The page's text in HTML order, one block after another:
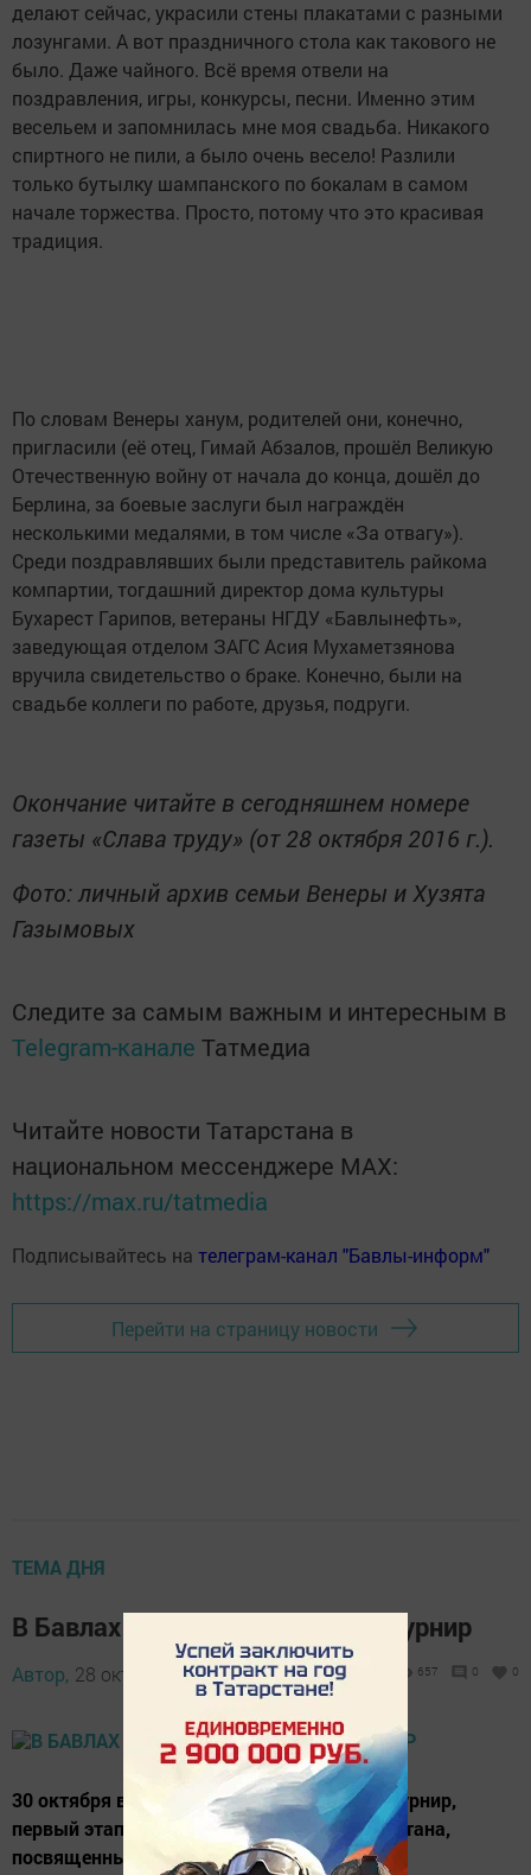
делают сейчас, украсили стены плакатами с разными
лозунгами. А вот праздничного стола как такового не
было. Даже чайного. Всё время отвели на
поздравления, игры, конкурсы, песни. Именно этим
весельем и запомнилась мне моя свадьба. Никакого
спиртного не пили, а было очень весело! Разлили
только бутылку шампанского по бокалам в самом
начале торжества. Просто, потому что это красивая
традиция.
По словам Венеры ханум, родителей они, конечно,
пригласили (её отец, Гимай Абзалов, прошёл Великую
Отечественную войну от начала до конца, дошёл до
Берлина, за боевые заслуги был награждён
несколькими медалями, в том числе «За отвагу»).
Среди поздравлявших были представитель райкома
компартии, тогдашний директор дома культуры
Бухарест Гарипов, ветераны НГДУ «Бавлынефть»,
заведующая отделом ЗАГС Асия Мухаметзянова
вручила свидетельство о браке. Конечно, были на
свадьбе коллеги по работе, друзья, подруги.
Окончание читайте в сегодняшнем номере
газеты «Слава труду» (от 28 октября 2016 г.).
Фото: личный архив семьи Венеры и Хузята
Газымовых
Следите за самым важным и интересным в
Telegram-канале Татмедиа
Читайте новости Татарстана в
национальном мессенджере MАХ:
https://max.ru/tatmedia
Подписывайтесь на телеграм-канал "Бавлы-информ"
Перейти на страницу новости
ТЕМА ДНЯ
В Бавлах пройдёт шахматный турнир
Автор, 28 октября 2016 - 10:20 657 0 0
30 октября в Бавлах пройдет шахматный турнир,
первый этап блиц-лиги юго-востока Татарстана,
посвященный памяти Александра Алёхина.